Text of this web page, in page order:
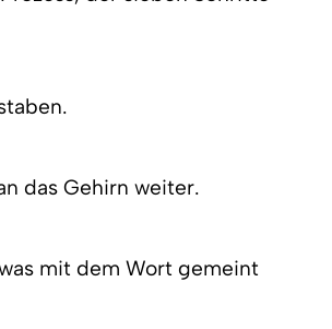
das Gehirn weiter.
mit dem Wort gemeint